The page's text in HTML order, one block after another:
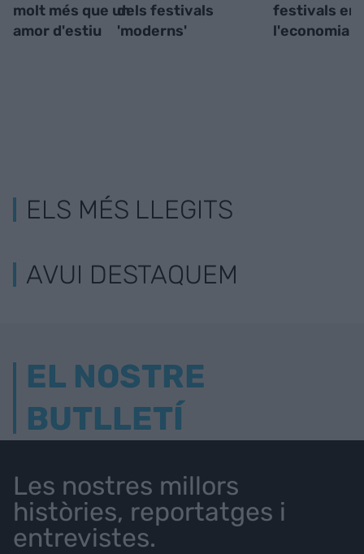
molt més que un
amor d'estiu
dels festivals
'moderns'
festivals en
l'economia
ELS MÉS LLEGITS
AVUI DESTAQUEM
EL NOSTRE
BUTLLETÍ
Les nostres millors
històries, reportatges i
entrevistes.